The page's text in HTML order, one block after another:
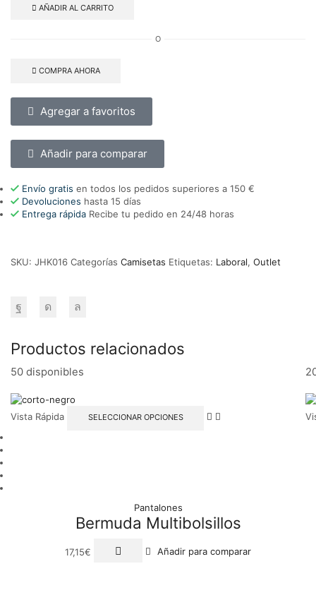
AÑADIR AL CARRITO
O
COMPRA AHORA
Agregar a favoritos
Añadir para comparar
Envío gratis en todos los pedidos superiores a 150 €
Devoluciones hasta 15 días
Entrega rápida Recibe tu pedido en 24/48 horas
SKU: JHK016 Categorías Camisetas Etiquetas: Laboral, Outlet
Productos relacionados
50 disponibles
Vista Rápida SELECCIONAR OPCIONES
Pantalones
Bermuda Multibolsillos
17,15€ Añadir para comparar